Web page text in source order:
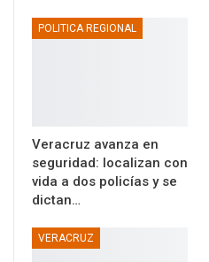
POLITICA REGIONAL
Veracruz avanza en
seguridad: localizan con
vida a dos policías y se
dictan…
VERACRUZ